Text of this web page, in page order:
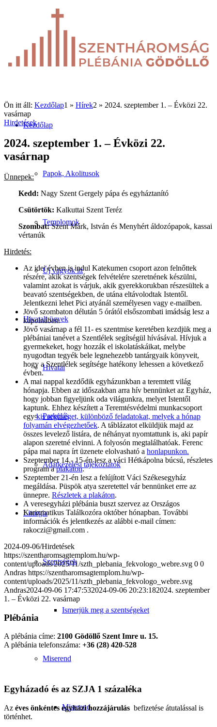
Kezdőlap
Papok, Akolitusok
Templomok
Új vagyok itt
Hivatali ügyek
Hivatal
Parkolás
Adatkezelési tájékoztatók
Liturgia
Szentségek
Ismerjük meg a szentségeket
Miserend
Miserend
Ön itt áll: Kezdőlap1 » Hírek2 » 2024. szeptember 1. – Évközi 22.
vasárnap
Hirdetések
2024. szeptember 1. – Évközi 22.
vasárnap
Ünnepek:
Kedd: Nagy Szent Gergely pápa és egyháztanító
Csütörtök: Kalkuttai Szent Teréz
Szombat:Szent Márk, István és Menyhért áldozópapok, kassai
vértanúk
Hirdetés:
Az idei évben is indul Katekumen csoport azon felnőttek
részére, akik szentségek felvételére szeretnének készülni,
valamint azokat is várjuk, akik gyerekkorukban részesültek a
beavató szentségekben, de utána eltávolodtak Istentől.
Jelentkezni lehet Pici atyánál személyesen vagy e-mailben.
Jövő szombaton délután 5 órától elsőszombati imádság lesz a
kápolnában.
Jövő vasárnap a fél 11- es szentmise keretében kezdjük meg a
plébániai tanévet a Szentlélek segítségül hívásával. Hívjuk a
gyermekeket, hogy hozzák el iskolatáskáikat, melybe
nyugodtan tegyék bele legnehezebb tantárgyaik könyveit,
hogy a Szentlélek segítsége hatékony lehessen a következő
évben.
A mai nappal kezdődik egyházunkban a teremtett világ
hónapja. Ebben az időszakban arra hív bennünket az Egyház,
hogy jobban figyeljünk oda világunkra, melyet Istentől
kaptunk. Ehhez készített a Teremtésvédelmi munkacsoport
egykis segítséget, különböző feladatokat, melyek a hónap
folyamán elvégezhetőek. A táblázatot elküldjük majd az
összes levelező listára, de néhányat nyomtattunk is, aki papír
alapon szeretné elvinni. A folyosón megtalálhatóak. Ferenc
pápa mai napra írt üzenete elolvasható a honlapunkon.
Szeptember 14.- 15-én lesz a váci Hétkápolna búcsú, részletes
program aplakáton.
Szeptember 21-én lesz a felújított Váci Székesegyház
megáldása. Püspök atya szeretettel vár bennünket erre az
ünnepre. Részletek a plakáton.
A veresegyházi plébánia buszt szervez az Országos
Karizmatikus Találkozóra október hónapban. További
információk és jelentkezés az alábbi e-mail címen:
rakoczi@gmail.com .
2024-09-06/Hirdetések
https://szentharomsagtemplom.hu/wp-
content/uploads/2025/11/szth_plebania_fekvologo_webre.svg 0 0
Andras https://szentharomsagtemplom.hu/wp-
content/uploads/2025/11/szth_plebania_fekvologo_webre.svg
Andras2024-09-06 17:47:532024-09-06 20:23:182024. szeptember
1. – Évközi 22. vasárnap
Plébánia
A plébánia címe: 2100 Gödöllő Szent Imre u. 15.
A plébánia telefonszáma: +36 (28) 420-528
Egyházadó és az SZJA 1 százaléka
Az éves önkéntes egyházi hozzájárulás befizetése átutalással is
történhet.